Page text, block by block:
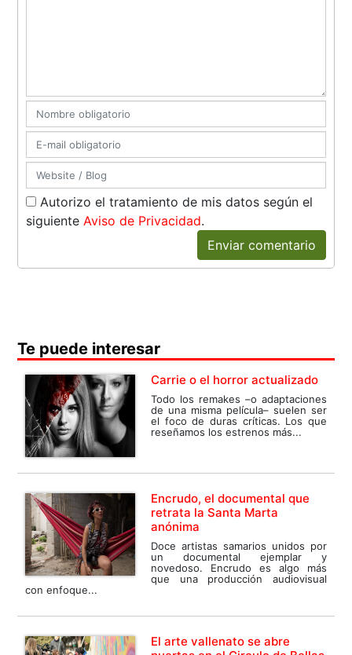
Autorizo el tratamiento de mis datos según el
siguiente Aviso de Privacidad.
Enviar comentario
Te puede interesar
Carrie o el horror actualizado
Todo los remakes –o adaptaciones
de una misma película– suelen ser
el foco de duras críticas. Los que
reseñamos los estrenos más...
Encrudo, el documental que
retrata la Santa Marta
anónima
Doce artistas samarios unidos por
un documental ejemplar y
novedoso. Encrudo es algo más
que una producción audiovisual
con enfoque...
El arte vallenato se abre